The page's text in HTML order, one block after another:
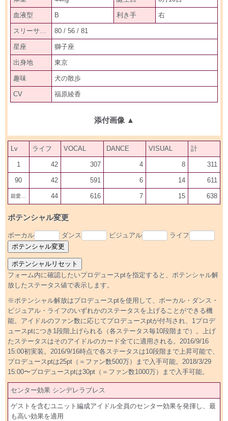
血液型 B 利き手 右
スリーサイズ 80 / 56 / 81
星座 獅子座
出身地 東京
趣味 犬の散歩
CV 福原綾香
添付画像 ▲
Lv ライフ VOCAL DANCE VISUAL 計
1 42 307 4 8 311
90 42 591 6 14 611
親愛600 44 616 7 15 638
ポテンシャル変更
ボーカル ダンス ビジュアル ライフ
フォーム内に確認したいプロデュースptを指定すると、ポテンシャル解
放したステータス値で表示します。
※ポテンシャル解放はプロデュースptを使用して、ボーカル・ダンス・
ビジュアル・ライフのいずれかのステータスを上げることができる機
能。アイドルのファン数に応じてプロデュースptが付与され、1プロデ
ュースptにつき1段階上げられる（各ステータス毎10段階まで）。上げ
たステータスはそのアイドルのカード全てに適用される。2016/9/16
15:00初実装。2016/9/16時点で各ステータスは10段階まで上昇可能で、
プロデュースptは25pt（＝ファン数500万）まで入手可能。2018/3/29
15:00〜プロデュースptは30pt（＝ファン数1000万）まで入手可能。
センター効果 シンデレラブレス
ゲストを含むユニット編成アイドル全員のセンター効果を発揮し、最
も高い効果を適用